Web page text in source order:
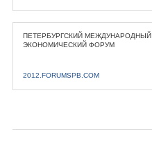
ПЕТЕРБУРГСКИЙ МЕЖДУНАРОДНЫЙ
ЭКОНОМИЧЕСКИЙ ФОРУМ
2012.FORUMSPB.COM